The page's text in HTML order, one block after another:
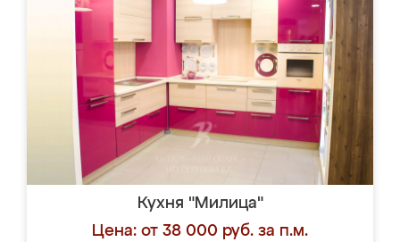
Кухня "Милица"
Цена: от 38 000 руб. за п.м.